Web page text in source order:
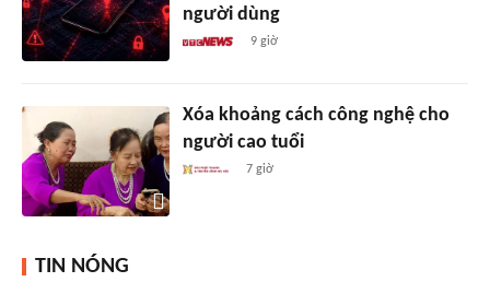
người dùng
9 giờ
Xóa khoảng cách công nghệ cho
người cao tuổi
7 giờ
TIN NÓNG